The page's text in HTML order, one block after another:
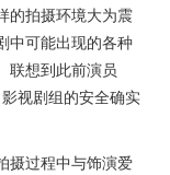
的拍摄环境大为震
中可能出现的各种
联想到此前演员
视剧组的安全确实
摄过程中与饰演爱